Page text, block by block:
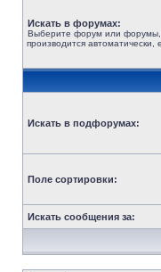
Искать в форумах:
Выберите форум или форумы,
производится
Искать в подфорумах:
Поле сортировки:
Искать сообщения за: